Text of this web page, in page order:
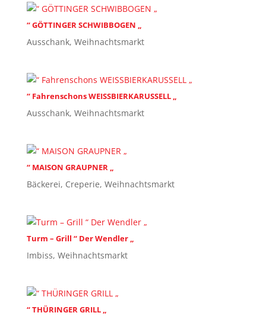
“ GÖTTINGER SCHWIBBOGEN „
Ausschank, Weihnachtsmarkt
“ Fahrenschons WEISSBIERKARUSSELL „
Ausschank, Weihnachtsmarkt
“ MAISON GRAUPNER „
Bäckerei, Creperie, Weihnachtsmarkt
Turm – Grill “ Der Wendler „
Imbiss, Weihnachtsmarkt
“ THÜRINGER GRILL „